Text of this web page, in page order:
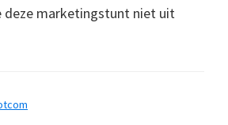
deze marketingstunt niet uit